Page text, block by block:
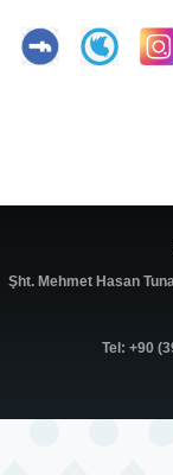
Şht. Mehmet Hasan
Tel: +90